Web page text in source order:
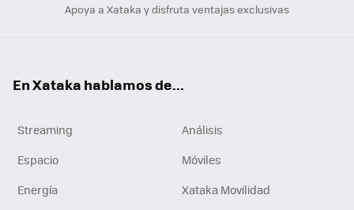
Apoya a Xataka y disfruta ventajas exclusivas
En Xataka hablamos de...
Streaming
Análisis
Espacio
Móviles
Energía
Xataka Movilidad